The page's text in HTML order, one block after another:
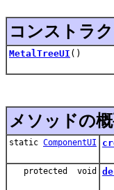
コンストラ
MetalTreeUI ()
メソッドの
static ComponentUI
protected void